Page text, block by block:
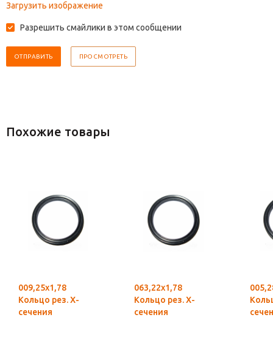
Загрузить изображение
Разрешить смайлики в этом сообщении
Похожие товары
009,25х1,78
Кольцо рез. Х-
сечения
063,22х1,78
Кольцо рез. Х-
сечения